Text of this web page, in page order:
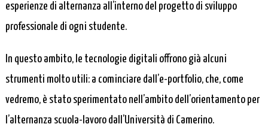
esperienze di alternanza all’interno del progetto di sviluppo
professionale di ogni studente.
In questo ambito, le tecnologie digitali offrono già alcuni
strumenti molto utili: a cominciare dall’e-portfolio, che, come
vedremo, è stato sperimentato nell’ambito dell’orientamento per
l’alternanza scuola-lavoro dall’Università di Camerino.